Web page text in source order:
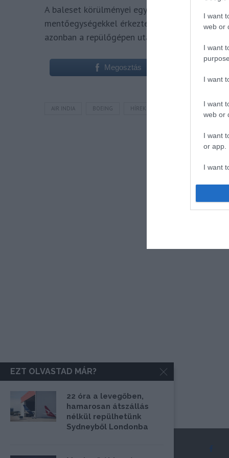
I want
web or
I want
I want
I want
web or
I want
or app.
I want
I want
A baleset körülményei egyelőre
mentőegységekkel érkeztek a helyszínre, a
azonban a repülőgépen utazók pontos
Megosztás
AIR INDIA BOEING HÍREK LÉGIKÖZLEKEDÉS
EZT OLVASTAD MÁR?
22 óra a levegőben,
hamarosan átszállás
nélkül repülhetünk
Sydneyből Londonba